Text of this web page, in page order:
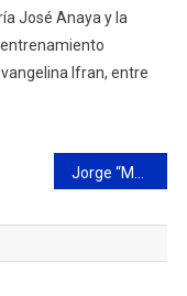
José Anaya y la
Ifran, entre